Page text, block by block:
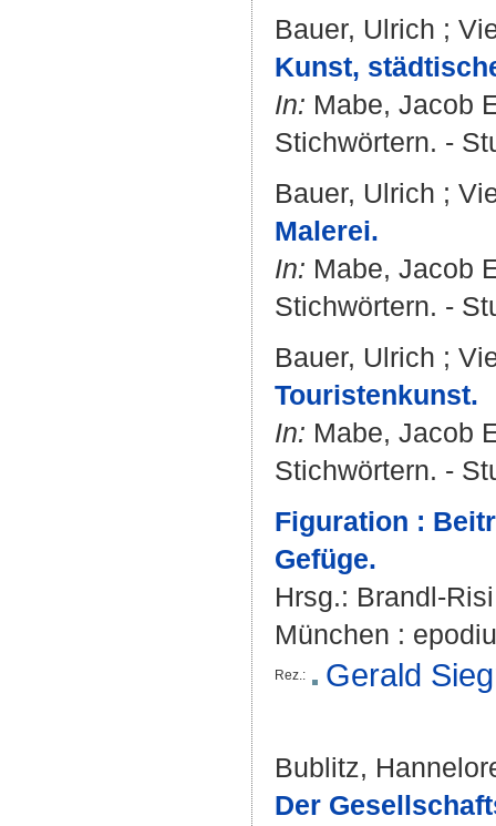
Bauer, Ulrich ;
Kunst,
In: Mabe, Jacob
Stichwörtern. -
Bauer, Ulrich ;
Malerei.
In: Mabe, Jacob
Stichwörtern. -
Bauer, Ulrich ;
Touristenkunst.
In: Mabe, Jacob
Stichwörtern. -
Figuration :
Gefüge.
Hrsg.: Brandl-
München :
Rez.: Gerald
Bublitz,
Der